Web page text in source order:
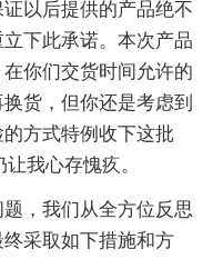
以后提供的产品绝不
下此承诺。本次产品
你们交货时间允许的
货，但你还是考虑到
方式特例收下这批
我心存愧疚。
，我们从全方位反思
采取如下措施和方